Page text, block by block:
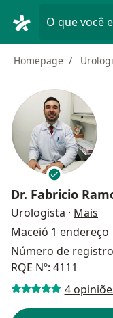
O que você
Homepage
Dr. Fabricio
Urologista · Mais
Maceió 1 endereço
Número de
RQE Nº: 4111
4